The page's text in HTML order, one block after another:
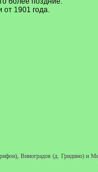
от 1901 года.
Виноградов (д. Гридино) и